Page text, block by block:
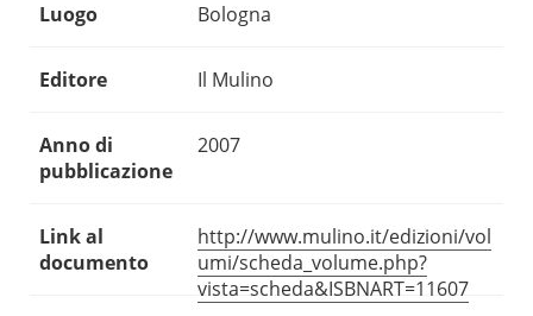
Luogo Bologna
Editore Il Mulino
Anno di
pubblicazione
2007
Link al
documento
http://www.mulino.it/edizioni/vol
umi/scheda_volume.php?
vista=scheda&ISBNART=11607